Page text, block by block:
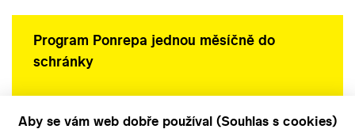
Program Ponrepa jednou měsíčně do
schránky
Aby se vám web dobře používal (Souhlas s cookies)